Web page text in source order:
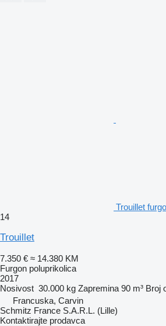
Trouillet
14
Trouillet
7.350 € ≈ 14.380 KM
Furgon poluprikolica
2017
Nosivost 30.000 kg Zapremina 90 m³ Broj
Francuska, Carvin
Schmitz France S.A.R.L. (Lille)
Kontaktirajte prodavca